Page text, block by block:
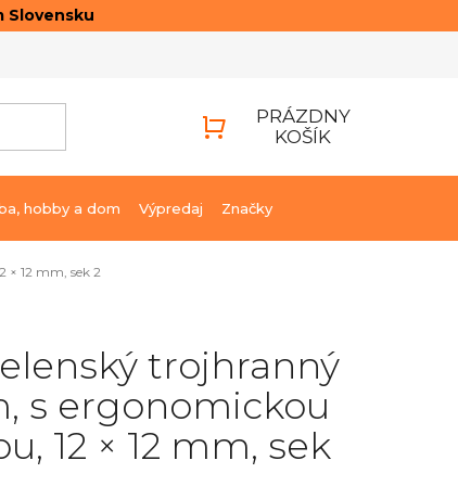
KOŠÍK
PRÁZDNY
KOŠÍK
hobby a dom Výpredaj Značky
12 mm, sek 2
trojhranný
s ergonomickou
12 × 12 mm, sek